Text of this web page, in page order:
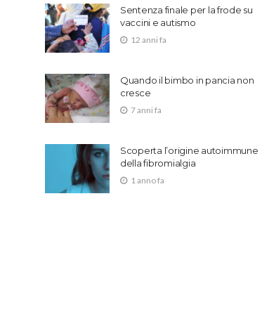
Sentenza finale per la frode su
vaccini e autismo
12 anni fa
Quando il bimbo in pancia non
cresce
7 anni fa
Scoperta l’origine autoimmune
della fibromialgia
1 anno fa